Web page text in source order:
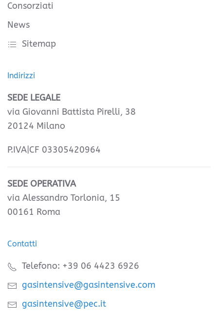
Consorziati
News
Sitemap
Indirizzi
SEDE LEGALE
via Giovanni Battista Pirelli, 38
20124 Milano
P.IVA|CF 03305420964
SEDE OPERATIVA
via Alessandro Torlonia, 15
00161 Roma
Contatti
Telefono: +39 06 4423 6926
gasintensive@gasintensive.com
gasintensive@pec.it